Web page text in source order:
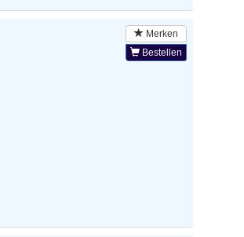
Merken
Bestellen